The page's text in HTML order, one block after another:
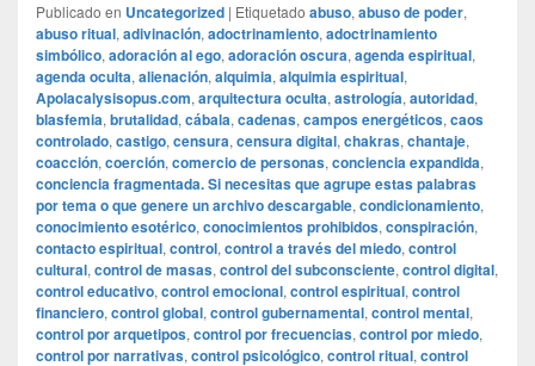
Publicado en Uncategorized | Etiquetado abuso, abuso de poder,
abuso ritual, adivinación, adoctrinamiento, adoctrinamiento
simbólico, adoración al ego, adoración oscura, agenda espiritual,
agenda oculta, alienación, alquimia, alquimia espiritual,
Apolacalysisopus.com, arquitectura oculta, astrología, autoridad,
blasfemia, brutalidad, cábala, cadenas, campos energéticos, caos
controlado, castigo, censura, censura digital, chakras, chantaje,
coacción, coerción, comercio de personas, conciencia expandida,
conciencia fragmentada. Si necesitas que agrupe estas palabras
por tema o que genere un archivo descargable, condicionamiento,
conocimiento esotérico, conocimientos prohibidos, conspiración,
contacto espiritual, control, control a través del miedo, control
cultural, control de masas, control del subconsciente, control digital,
control educativo, control emocional, control espiritual, control
financiero, control global, control gubernamental, control mental,
control por arquetipos, control por frecuencias, control por miedo,
control por narrativas, control psicológico, control ritual, control